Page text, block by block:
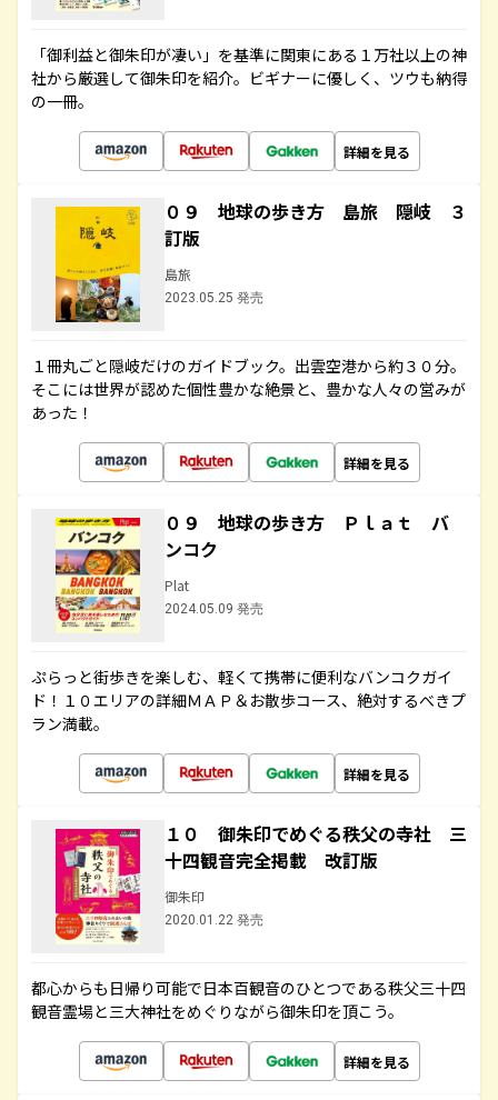
「御利益と御朱印が凄い」を基準に関東にある１万社以上の神
社から厳選して御朱印を紹介。ビギナーに優しく、ツウも納得
の一冊。
詳細を見る
０９ 地球の歩き方 島旅 隠岐 ３
訂版
島旅
2023.05.25 発売
１冊丸ごと隠岐だけのガイドブック。出雲空港から約３０分。
そこには世界が認めた個性豊かな絶景と、豊かな人々の営みが
あった！
詳細を見る
０９ 地球の歩き方 Ｐｌａｔ バ
ンコク
Plat
2024.05.09 発売
ぷらっと街歩きを楽しむ、軽くて携帯に便利なバンコクガイ
ド！１０エリアの詳細ＭＡＰ＆お散歩コース、絶対するべきプ
ラン満載。
詳細を見る
１０ 御朱印でめぐる秩父の寺社 三
十四観音完全掲載 改訂版
御朱印
2020.01.22 発売
都心からも日帰り可能で日本百観音のひとつである秩父三十四
観音霊場と三大神社をめぐりながら御朱印を頂こう。
詳細を見る